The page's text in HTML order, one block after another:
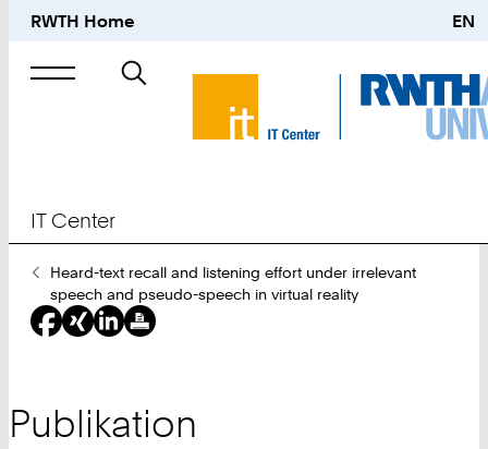
RWTH Home EN
Suche
nach
IT Center
Sie
sind
hier:
Heard-text recall and listening effort under irrelevant
speech and pseudo-speech in virtual reality
Publikation